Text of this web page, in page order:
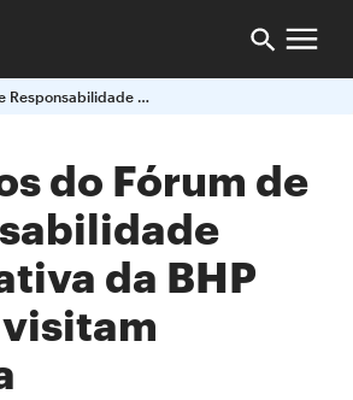
Membros do Forum de Responsabilidade Corporativa da BHP Billiton Visitam Mariana
do Fórum de
da BHP